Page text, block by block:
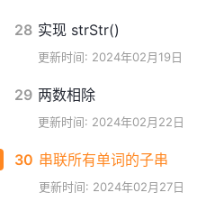
28 实现 strStr()
更新时间: 2024年02月19日
29 两数相除
更新时间: 2024年02月22日
30 串联所有单词的子串
更新时间: 2024年02月27日